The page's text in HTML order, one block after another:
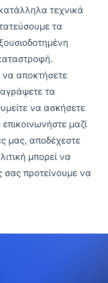
τεχνικά
τα
να αποκτήσετε
τα
να ασκήσετε
μαζί
μας, αποδέχεστε
μπορεί να
σας προτείνουμε να